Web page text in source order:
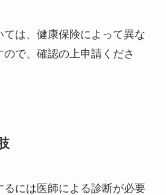
は、健康保険によって異な
で、確認の上申請くださ
には医師による診断が必要